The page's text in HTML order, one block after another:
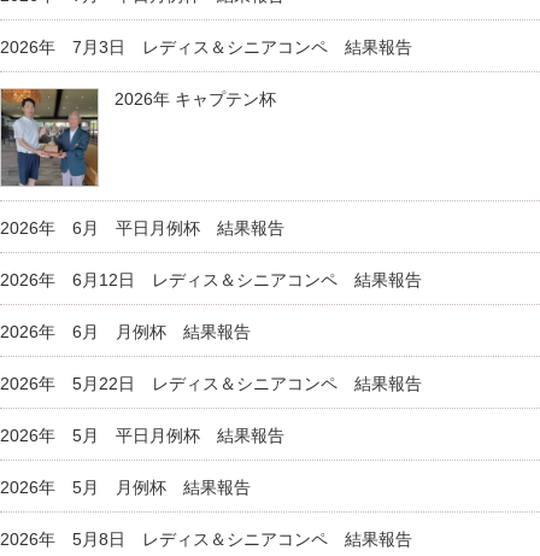
2026年 7月3日 レディス＆シニアコンペ 結果報告
2026年 キャプテン杯
2026年 6月 平日月例杯 結果報告
2026年 6月12日 レディス＆シニアコンペ 結果報告
2026年 6月 月例杯 結果報告
2026年 5月22日 レディス＆シニアコンペ 結果報告
2026年 5月 平日月例杯 結果報告
2026年 5月 月例杯 結果報告
2026年 5月8日 レディス＆シニアコンペ 結果報告